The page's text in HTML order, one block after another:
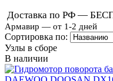
Доставка по РФ —
Армавир — от 1-2 дней
Сортировка по:
Узлы в сборе
В наличии